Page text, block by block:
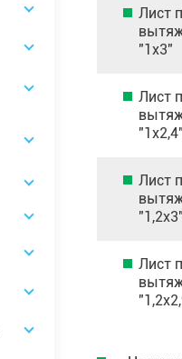
Лист
"1х3"
Лист
Лист
Лист